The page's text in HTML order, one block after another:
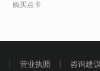
购买点卡
营业执照 咨询建议